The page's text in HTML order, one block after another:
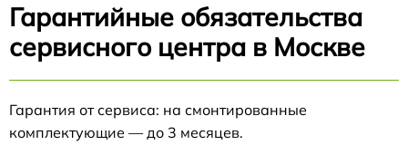
Гарантийные обязательства
сервисного центра в Москве
Гарантия от сервиса: на смонтированные
комплектующие — до 3 месяцев.